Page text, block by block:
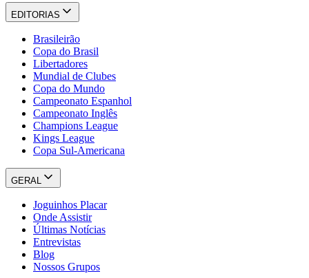
EDITORIAS
Brasileirão
Copa do Brasil
Libertadores
Mundial de Clubes
Copa do Mundo
Campeonato Espanhol
Campeonato Inglês
Champions League
Kings League
Copa Sul-Americana
GERAL
Joguinhos Placar
Onde Assistir
Últimas Notícias
Entrevistas
Blog
Nossos Grupos